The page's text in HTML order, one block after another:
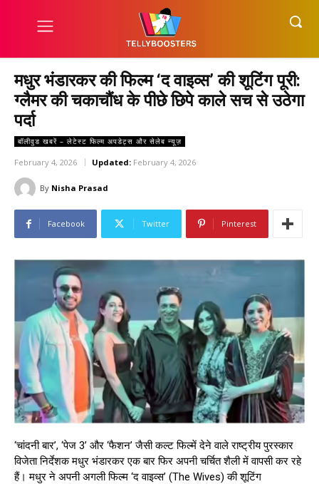
मधुर भंडारकर की फिल्म ‘द वाइव्स’ की शूटिंग पूरी:
ग्लैमर की चकाचौंध के पीछे छिपे काले सच से उठेगा
पर्दा
बॉलीवुड खबरें – लेटेस्ट फिल्म अपडेट्स और सेलेब न्यूज़
February 4, 2026 Updated: February 4, 2026
By Nisha Prasad
Facebook Twitter Pinterest
‘चांदनी बार’, ‘पेज 3’ और ‘फैशन’ जैसी कल्ट फिल्में देने वाले राष्ट्रीय पुरस्कार
विजेता निर्देशक मधुर भंडारकर एक बार फिर अपनी चर्चित शैली में वापसी कर रहे
हैं। मधुर ने अपनी अगली फिल्म ‘द वाइव्स’ (The Wives) की शूटिंग